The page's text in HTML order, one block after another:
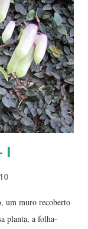
mudas havia muito
mudá-lo para
mais difícil seria
jabuticaba,
I
um muro recoberto
planta, a folha-